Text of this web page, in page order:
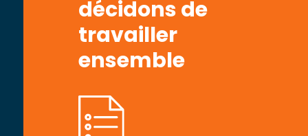
décidons de
travailler
ensemble